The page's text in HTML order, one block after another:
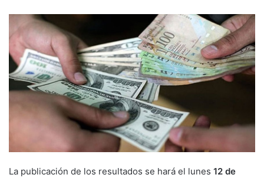
La publicación de los resultados se hará el lunes 12 de